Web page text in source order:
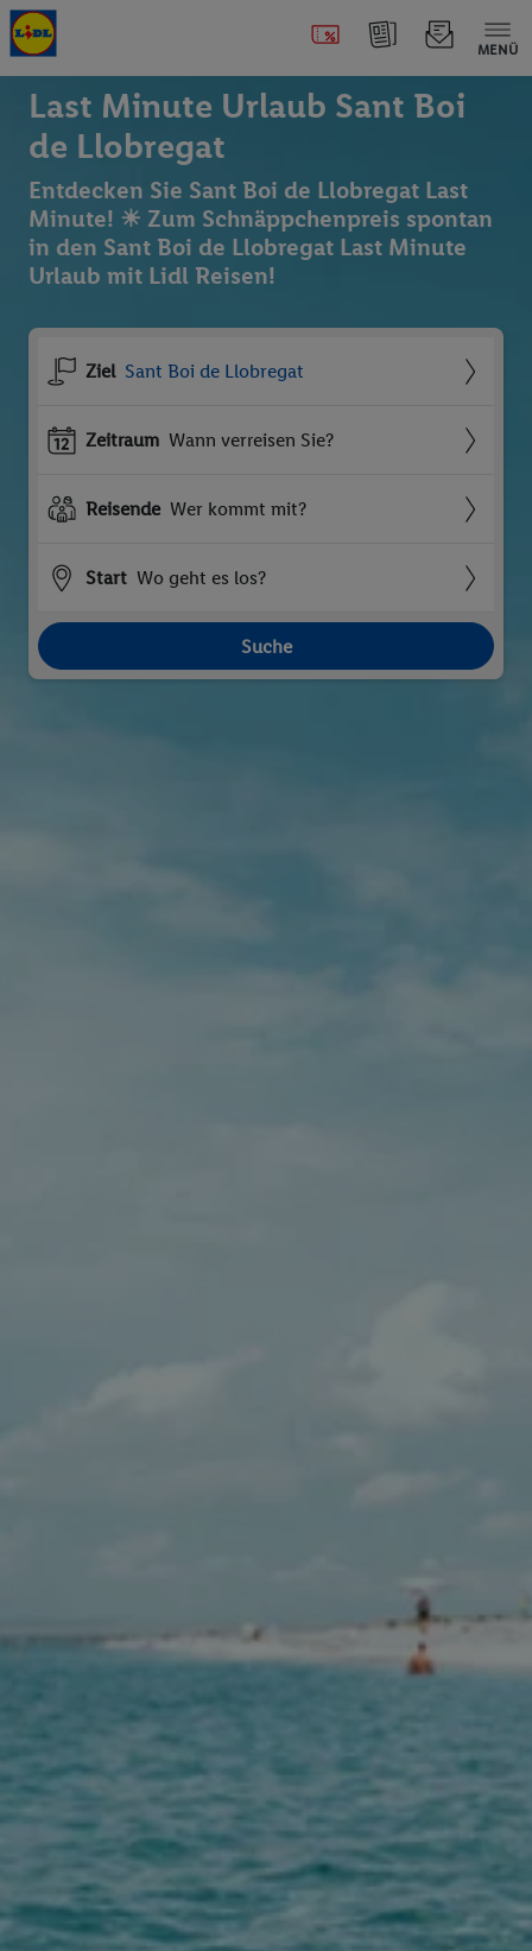
MENÜ
Last Minute Urlaub Sant Boi
de Llobregat
Entdecken Sie Sant Boi de Llobregat Last
Minute! ☀ Zum Schnäppchenpreis spontan
in den Sant Boi de Llobregat Last Minute
Urlaub mit Lidl Reisen!
Ziel Sant Boi de Llobregat
Zeitraum Wann verreisen Sie?
Reisende Wer kommt mit?
Start Wo geht es los?
Suche